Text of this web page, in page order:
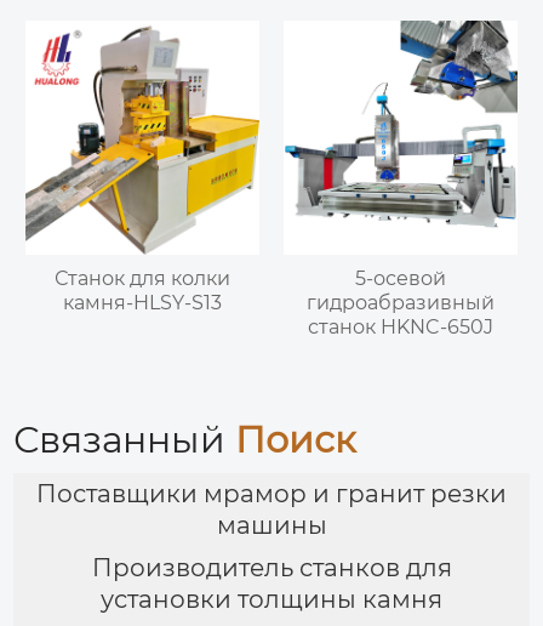
Станок для колки
камня-HLSY-S13
5-осевой
гидроабразивный
станок HKNC-650J
Связанный Поиск
Поставщики мрамор и гранит резки
машины
Производитель станков для
установки толщины камня